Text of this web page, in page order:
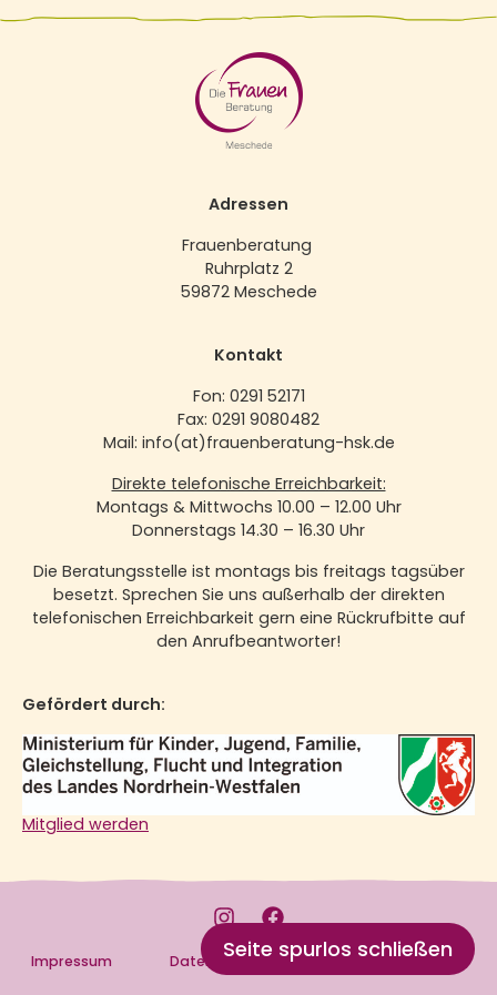
Seite spurlos schließen
Adressen
Frauenberatung
Ruhrplatz 2
59872 Meschede
Kontakt
Fon: 0291 52171
Fax: 0291 9080482
Mail: info(at)frauenberatung-hsk.de
Direkte telefonische Erreichbarkeit:
Montags & Mittwochs 10.00 – 12.00 Uhr
Donnerstags 14.30 – 16.30 Uhr
Die Beratungsstelle ist montags bis freitags tagsüber
besetzt. Sprechen Sie uns außerhalb der direkten
telefonischen Erreichbarkeit gern eine Rückrufbitte auf
den Anrufbeantworter!
Gefördert durch:
Mitglied werden
Impressum Datenschutz Cookies